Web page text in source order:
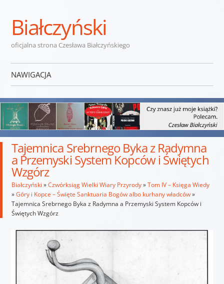
Białczyński
oficjalna strona Czesława Białczyńskiego
NAWIGACJA
Tajemnica Srebrnego Byka z Radymna
a Przemyski System Kopców i Świętych
Wzgórz
Białczyński »Czwórksiąg Wielki Wiary Przyrody»Tom IV – Księga Wiedy
»Góry i Kopce – Święte Sanktuaria Bogów albo kurhany władców»
Tajemnica Srebrnego Byka z Radymna a Przemyski System Kopców i
Świętych Wzgórz